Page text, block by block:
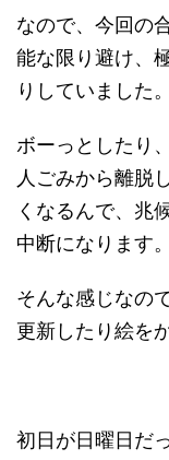
なので、今回の
能な限り避け、
りしていました。
ボーっとしたり
人ごみから離脱
くなるんで、兆
中断になります。
そんな感じなの
更新したり絵を
初日が日曜日だ